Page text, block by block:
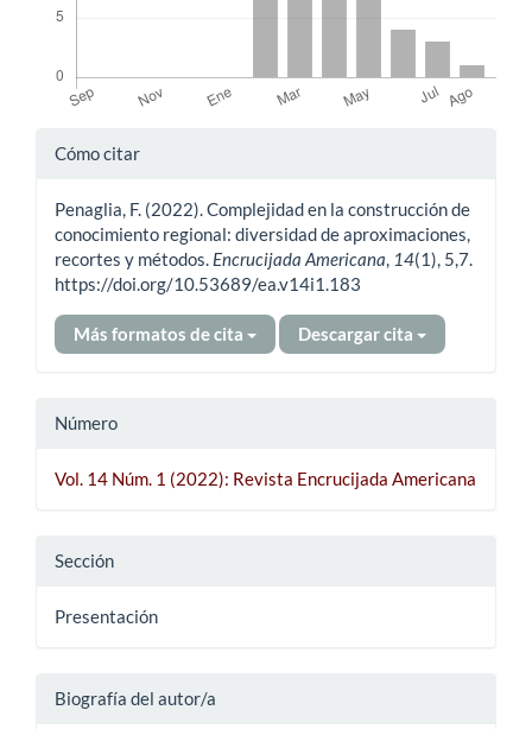
Detalles
artículo
Cómo citar
Penaglia, F. (2022). Complejidad en la construcción de
conocimiento regional: diversidad de aproximaciones,
recortes y métodos. Encrucijada Americana, 14(1), 5,7.
https://doi.org/10.53689/ea.v14i1.183
Más formatos de cita Descargar cita
Número
Vol. 14 Núm. 1 (2022): Revista Encrucijada Americana
Sección
Presentación
Biografía del autor/a